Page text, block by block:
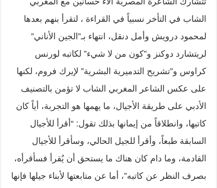
الشاب في التأخر نسبياً في القراءة ، لتقرأ بنهم بعدها
لمحمود درويش وأمل دنقل، انتهاء بـ”الجين الأناني”
لريتشارد دوكنز و”كون من لا شيء” لكاتبه لورنس
كراوس و”تشريح التدميرية البشرية” لإيرك فروم، لكنها
على عكس الشاعر المغربي الشاب لا تؤمن بالتصنيف
الأدبي على طريقة الأجيال، ما يهمها هو التجربة، أياً كان
كاتبها، وانطلاقاً من إيمانها بذلك تقول: “أقرأ للأجيال
السابقة طبعاً، وأقرأ للجيل الحالي، وسأقرأ للأجيال
القادمة، وما دام كان هناك ما يستحق أن يُقرأ فسأقرأه،
بصرف النظر عن كاتبه”، أما عن متابعتها لأبناء جيلها فإنها